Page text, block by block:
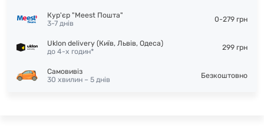
Кур'єр "Meest Пошта"
3-7 днів
0-279 грн
Uklon delivery (Київ, Львів, Одеса)
до 4-х годин*
299 грн
Самовивіз
30 хвилин – 5 днів
Безкоштовно